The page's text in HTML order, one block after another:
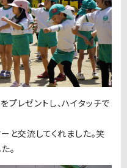
レゼントし、ハイタッチで
と交流してくれました。笑
。